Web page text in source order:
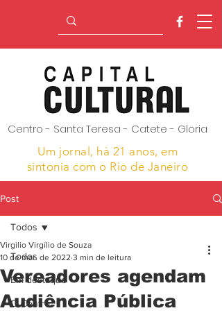
Centro - Santa Teresa - Catete - Gloria
Um jornal, hà 21 anos, em
sintonia com o Rio de Janeiro
Post
Todos
Em destaque
O Centro
Todos
Vereadores agendam
Audiência Pública
Virgilio Virgílio de Souza
10 de mar. de 2022 3 min de leitura